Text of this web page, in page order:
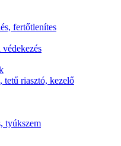
fertőtlenítes
tetű riasztó, kezelő
tyúkszem